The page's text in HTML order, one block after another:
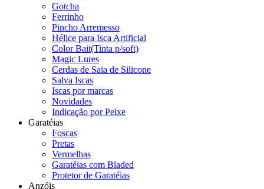
Gotcha
Ferrinho
Pincho Arremesso
Hélice para Isca Artificial
Color Bait(Tinta p/soft)
Magic Lures
Cerdas de Saia de Silicone
Salva Iscas
Iscas por marcas
Novidades
Indicação por Peixe
Garatéias
Foscas
Pretas
Vermelhas
Garatéias com Bladed
Protetor de Garatéias
Anzóis